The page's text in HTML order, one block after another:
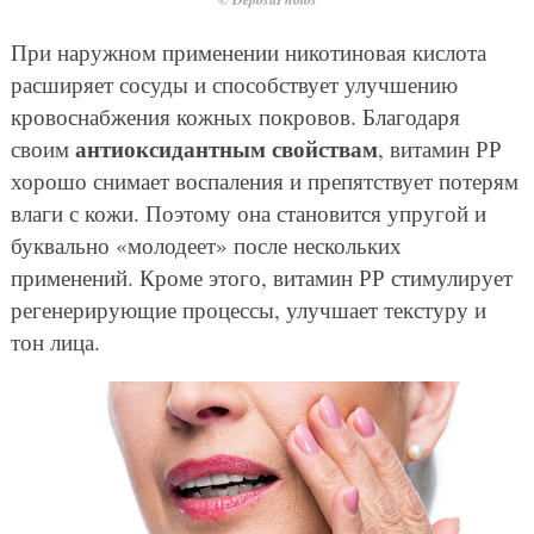
При наружном применении никотиновая кислота
расширяет сосуды и способствует улучшению
кровоснабжения кожных покровов. Благодаря
своим антиоксидантным свойствам, витамин РР
хорошо снимает воспаления и препятствует потерям
влаги с кожи. Поэтому она становится упругой и
буквально «молодеет» после нескольких
применений. Кроме этого, витамин РР стимулирует
регенерирующие процессы, улучшает текстуру и
тон лица.